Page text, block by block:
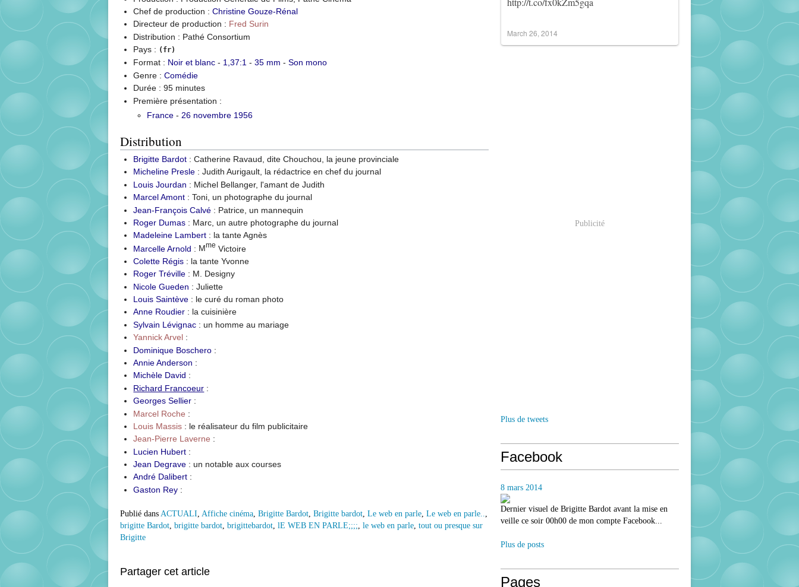
Chef de production : Christine Gouze-Rénal
Directeur de production : Fred Surin
Distribution : Pathé Consortium
Pays : (fr)
Format : Noir et blanc - 1,37:1 - 35 mm - Son mono
Genre : Comédie
Durée : 95 minutes
Première présentation :
France - 26 novembre 1956
Distribution
Brigitte Bardot : Catherine Ravaud, dite Chouchou, la jeune provinciale
Micheline Presle : Judith Aurigault, la rédactrice en chef du journal
Louis Jourdan : Michel Bellanger, l'amant de Judith
Marcel Amont : Toni, un photographe du journal
Jean-François Calvé : Patrice, un mannequin
Roger Dumas : Marc, un autre photographe du journal
Madeleine Lambert : la tante Agnès
Marcelle Arnold : Mme Victoire
Colette Régis : la tante Yvonne
Roger Tréville : M. Designy
Nicole Gueden : Juliette
Louis Saintève : le curé du roman photo
Anne Roudier : la cuisinière
Sylvain Lévignac : un homme au mariage
Yannick Arvel :
Dominique Boschero :
Annie Anderson :
Michèle David :
Richard Francoeur :
Georges Sellier :
Marcel Roche :
Louis Massis : le réalisateur du film publicitaire
Jean-Pierre Laverne :
Lucien Hubert :
Jean Degrave : un notable aux courses
André Dalibert :
Gaston Rey :
Publié dans ACTUALI, Affiche cinéma, Brigitte Bardot, Brigitte bardot, Le web en parle, Le web en parle..,
brigitte Bardot, brigitte bardot, brigittebardot, lE WEB EN PARLE;;;;, le web en parle, tout ou presque sur
Brigitte
Partager cet article
March 26, 2014
Publicité
Plus de tweets
Facebook
8 mars 2014
Dernier visuel de Brigitte Bardot avant la mise en
veille ce soir 00h00 de mon compte Facebook...
Plus de posts
Pages